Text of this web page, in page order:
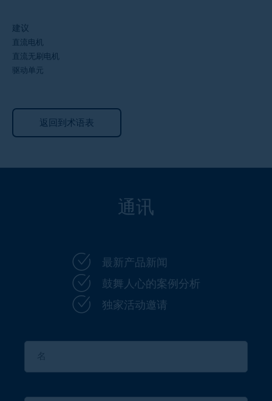
建议
直流电机
直流无刷电机
驱动单元
返回到术语表
通讯
最新产品新闻
鼓舞人心的案例分析
独家活动邀请